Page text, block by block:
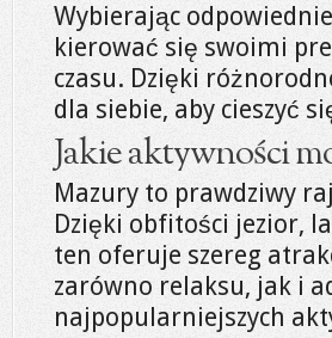
Wybierając
kierować się swoimi
czasu. Dzięki
dla siebie, aby cieszyć
Jakie aktywności
Mazury to prawdziwy
Dzięki obfitości jezior,
ten oferuje szereg
zarówno relaksu, jak i
najpopularniejszych